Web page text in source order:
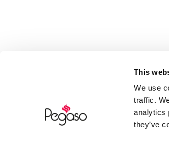
This
We use
traffic.
analytics
they’ve